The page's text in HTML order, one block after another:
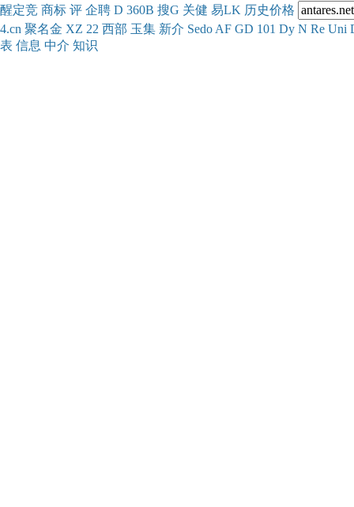
醒定竞 商标 评 企聘 D 360B 搜G 关健 易LK 历史价格
4.cn 聚名金 XZ 22 西部 玉集 新介 Sedo AF GD 101 Dy N Re Uni
表 信息 中介 知识